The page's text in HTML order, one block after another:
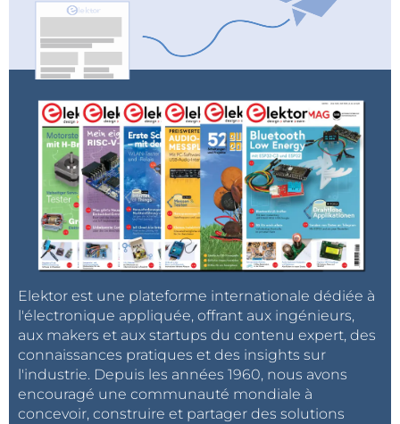
Nouveau four ultra moderne en technologie de
pointe pour CMS.
Pas plus grand que l’embout moulé d’un câble USB !
Pratique, rapide à mettre en œuvre, réutilisable, multi
plate-forme (Windows, Linux, etc.) et pas trop cher
pour autant.
Chargeur pour accus au lithium individuels
Le régulateur BQ24002 de Texas Instruments
permet de construire très simplement un petit
module chargeur pour accus Lithium-Ion.
Enregistreur météo USB de longue durée
avec capteurs I²C barométrique, thermométrique et
hygrométrique
Cet enregistreur de données autonome enregistre
Elektor est une plateforme internationale dédiée à
l'électronique appliquée, offrant aux ingénieurs,
aux makers et aux startups du contenu expert, des
connaissances pratiques et des insights sur
l'industrie. Depuis les années 1960, nous avons
encouragé une communauté mondiale à
concevoir, construire et partager des solutions